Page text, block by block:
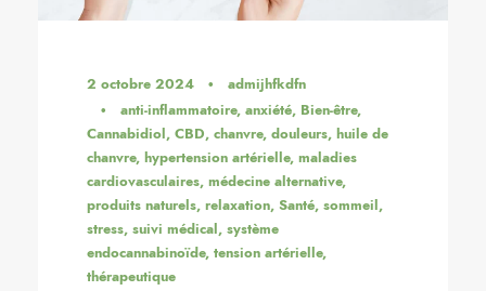
2 octobre 2024 •
admijhfkdfn
•
anti-inflammatoire, anxiété, Bien-être,
Cannabidiol, CBD, chanvre, douleurs, huile de
chanvre, hypertension artérielle, maladies
cardiovasculaires, médecine alternative,
produits naturels, relaxation, Santé, sommeil,
stress, suivi médical, système
endocannabinoïde, tension artérielle,
thérapeutique